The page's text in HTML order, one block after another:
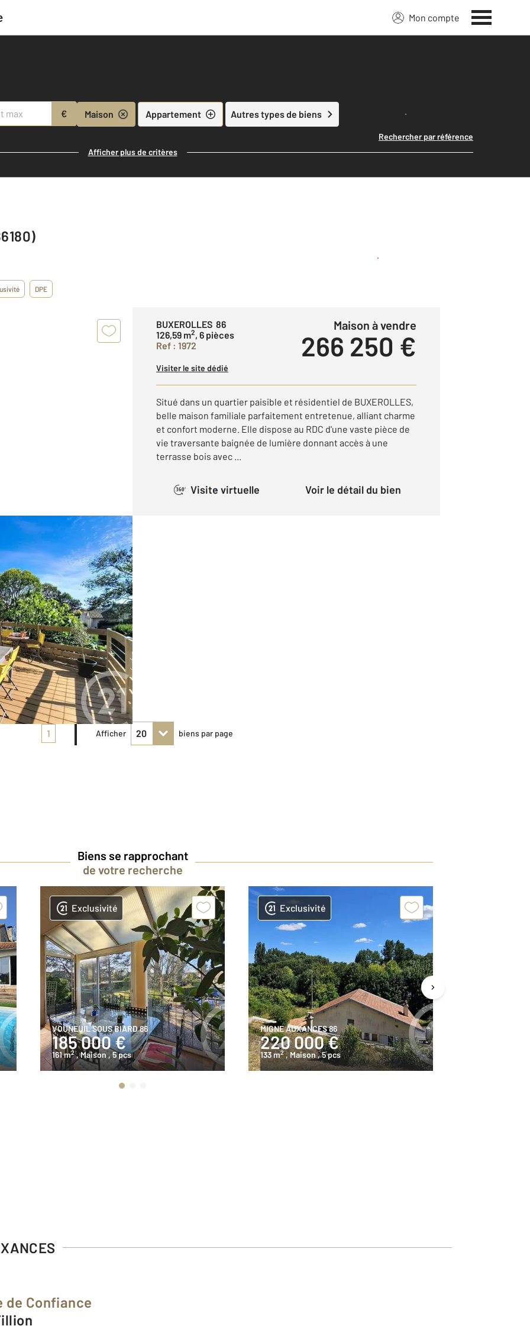
Mon compte
€ Maison Appartement Autres types de biens Lancer ma recherche
Rechercher par référence
Afficher plus de critères
Créer une alerte
DPE
BUXEROLLES 86
126,59 m2, 6 pièces
Ref : 1972
Maison à vendre
266 250 €
Visiter le site dédié
Situé dans un quartier paisible et résidentiel de BUXEROLLES,
belle maison familiale parfaitement entretenue, alliant charme
et confort moderne. Elle dispose au RDC d'une vaste pièce de
vie traversante baignée de lumière donnant accès à une
terrasse bois avec ...
360° Visite virtuelle Voir le détail du bien
1 Afficher biens par page
Biens se rapprochant
de votre recherche
Exclusivité
VOUNEUIL SOUS BIARD 86
185 000 €
161 m2 , Maison , 5 pcs
Exclusivité
MIGNE AUXANCES 86
220 000 €
133 m2 , Maison, 5 pcs
de Confiance